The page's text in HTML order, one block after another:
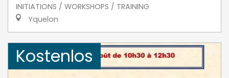
INITIATIONS / WORKSHOPS / TRAINING
Yquelon
Kostenlos